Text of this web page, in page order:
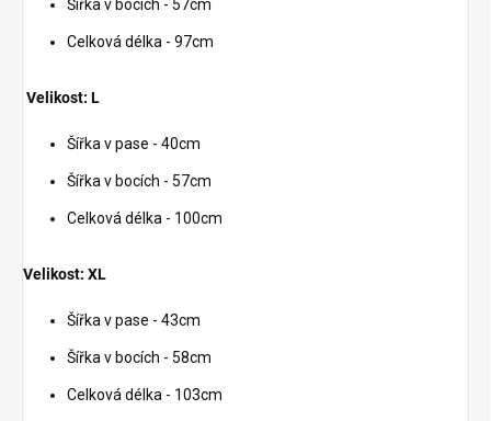
Šířka v bocích - 57cm
Celková délka - 97cm
Velikost: L
Šířka v pase - 40cm
Šířka v bocích - 57cm
Celková délka - 100cm
Velikost: XL
Šířka v pase - 43cm
Šířka v bocích - 58cm
Celková délka - 103cm